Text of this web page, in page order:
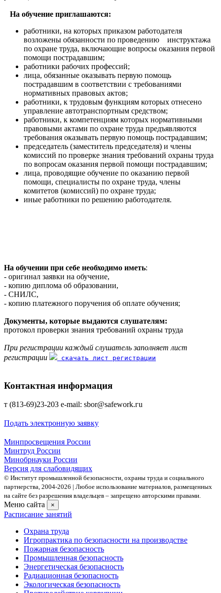
На обучение приглашаются:
работники, на которых приказом работодателя
возложены обязанности по проведению инструктажа
по охране труда, включающие вопросы оказания первой
помощи пострадавшим;
работники рабочих профессий;
лица, обязанные оказывать первую помощь
пострадавшим в соответствии с требованиями
нормативных правовых актов;
работники, к трудовым функциям которых отнесено
управление автотранспортным средством;
работники, к компетенциям которых нормативными
правовыми актами по охране труда предъявляются
требования оказывать первую помощь пострадавшим;
председатель (заместитель председателя) и члены
комиссий по проверке знания требований охраны труда
по вопросам оказания первой помощи пострадавшим;
лица, проводящие обучение по оказанию первой
помощи, специалисты по охране труда, члены
комитетов (комиссий) по охране труда;
иные работники по решению работодателя.
На обучении при себе необходимо иметь:
- оригинал заявки на обучение,
- копию диплома об образовании,
- СНИЛС,
- копию платежного поручения об оплате обучения;
Документы, которые выдаются слушателям:
протокол проверки знания требований охраны труда
При регистрации каждый слушатель заполняет лист
регистрации
скачать лист регистрации
Контактная информация
т (813-69)23-203 е-mаil: sbor@safework.гu
Подать электронную заявку
Минпросвещения России
Минтруд России
Минобрнауки России
Версия для слабовидящих
© Институт промышленной безопасности, охраны труда и социального
партнерства, 2004- 2026 | Любое использование материалов, размещенных
на сайте без разрешения владельцев – запрещено авторскими правами.
Меню сайта ×
Расписание занятий
Охрана труда
Игропрактика по безопасности на производстве
Пожарная безопасность
Промышленная безопасность
Энергетическая безопасность
Радиационная безопасность
Экологическая безопасность